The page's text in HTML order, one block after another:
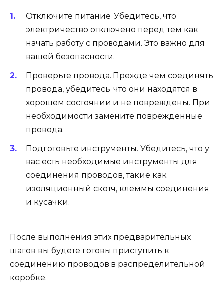
Отключите питание. Убедитесь, что
электричество отключено перед тем как
начать работу с проводами. Это важно для
вашей безопасности.
Проверьте провода. Прежде чем соединять
провода, убедитесь, что они находятся в
хорошем состоянии и не повреждены. При
необходимости замените поврежденные
провода.
Подготовьте инструменты. Убедитесь, что у
вас есть необходимые инструменты для
соединения проводов, такие как
изоляционный скотч, клеммы соединения
и кусачки.
После выполнения этих предварительных
шагов вы будете готовы приступить к
соединению проводов в распределительной
коробке.